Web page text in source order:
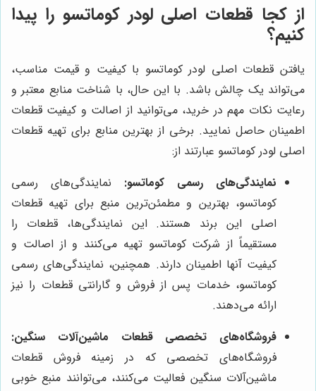
از کجا قطعات اصلی لودر کوماتسو را پیدا
کنیم؟
یافتن قطعات اصلی لودر کوماتسو با کیفیت و قیمت مناسب،
می‌تواند یک چالش باشد. با این حال، با شناخت منابع معتبر و
رعایت نکات مهم در خرید، می‌توانید از اصالت و کیفیت قطعات
اطمینان حاصل نمایید. برخی از بهترین منابع برای تهیه قطعات
اصلی لودر کوماتسو عبارتند از:
نمایندگی‌های رسمی کوماتسو: نمایندگی‌های رسمی
کوماتسو، بهترین و مطمئن‌ترین منبع برای تهیه قطعات
اصلی این برند هستند. این نمایندگی‌ها، قطعات را
مستقیماً از شرکت کوماتسو تهیه می‌کنند و از اصالت و
کیفیت آنها اطمینان دارند. همچنین، نمایندگی‌های رسمی
کوماتسو، خدمات پس از فروش و گارانتی قطعات را نیز
ارائه می‌دهند.
فروشگاه‌های تخصصی قطعات ماشین‌آلات سنگین:
فروشگاه‌های تخصصی که در زمینه فروش قطعات
ماشین‌آلات سنگین فعالیت می‌کنند، می‌توانند منبع خوبی